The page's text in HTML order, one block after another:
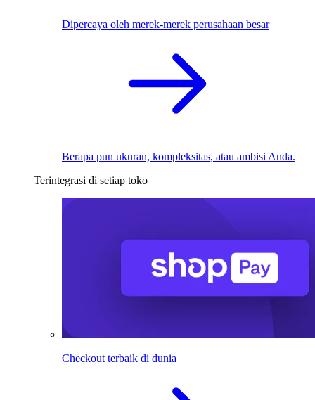
Dipercaya oleh merek-merek perusahaan besar
Berapa pun ukuran, kompleksitas, atau ambisi Anda.
Terintegrasi di setiap toko
Checkout terbaik di dunia